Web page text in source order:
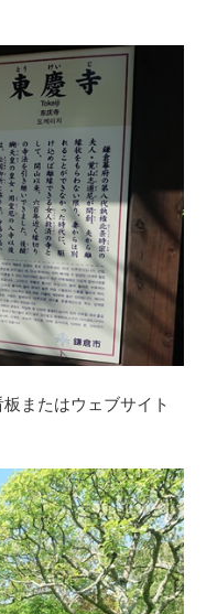
またはウェブサイト